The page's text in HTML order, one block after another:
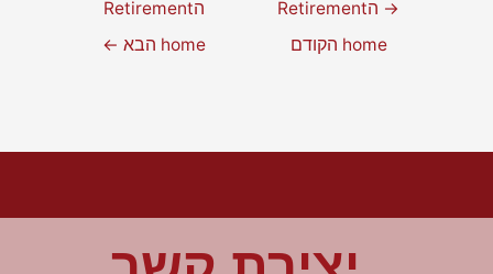
→
הRetirement
home הקודם
הRetirement
home הבא
←